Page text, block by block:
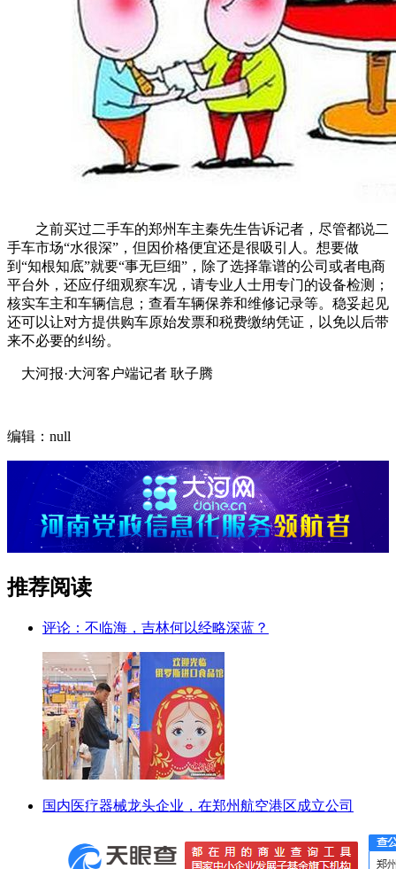
之前买过二手车的郑州车主秦先生告诉记者，尽管都说二
手车市场“水很深”，但因价格便宜还是很吸引人。想要做
到“知根知底”就要“事无巨细”，除了选择靠谱的公司或者电商
平台外，还应仔细观察车况，请专业人士用专门的设备检测；
核实车主和车辆信息；查看车辆保养和维修记录等。稳妥起见
还可以让对方提供购车原始发票和税费缴纳凭证，以免以后带
来不必要的纠纷。
大河报·大河客户端记者 耿子腾
编辑：null
推荐阅读
评论：不临海，吉林何以经略深蓝？
国内医疗器械龙头企业，在郑州航空港区成立公司